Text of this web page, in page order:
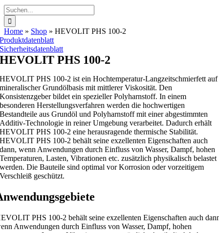
Suche
nach:
Home » Shop » HEVOLIT PHS 100-2
Produktdatenblatt
Sicherheitsdatenblatt
HEVOLIT PHS 100-2
HEVOLIT PHS 100-2 ist ein Hochtemperatur-Langzeitschmierfett auf
mineralischer Grundölbasis mit mittlerer Viskosität. Den
Konsistenzgeber bildet ein spezieller Polyharnstoff. In einem
besonderen Herstellungsverfahren werden die hochwertigen
Bestandteile aus Grundöl und Polyharnstoff mit einer abgestimmten
Additiv-Technologie in reiner Umgebung verarbeitet. Dadurch erhält
HEVOLIT PHS 100-2 eine herausragende thermische Stabilität.
HEVOLIT PHS 100-2 behält seine exzellenten Eigenschaften auch
dann, wenn Anwendungen durch Einfluss von Wasser, Dampf, hohen
Temperaturen, Lasten, Vibrationen etc. zusätzlich physikalisch belastet
werden. Die Bauteile sind optimal vor Korrosion oder vorzeitigem
Verschleiß geschützt.
PHS 100-2 behält seine exzellenten Eigenschaften auch
Anwendungen durch Einfluss von Wasser, Dampf, hohen